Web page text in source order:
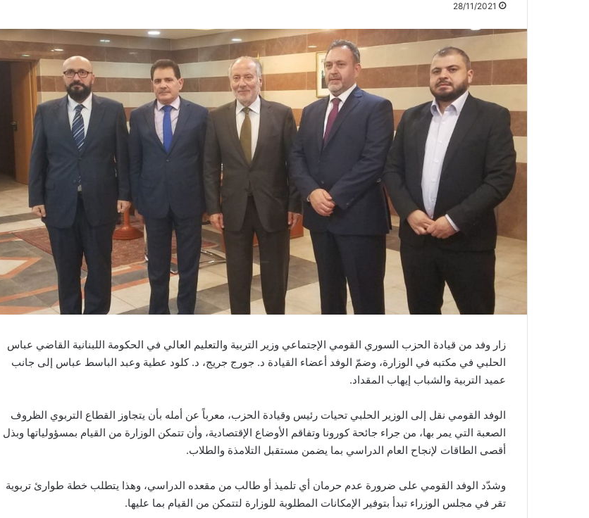
28/11/2021
زار وفد من قيادة الحزب السوري القومي الإجتماعي وزير التربية والتعليم العالي في الحكومة اللبنانية القاضي عباس
الحلبي في مكتبه في الوزارة، وضمّ الوفد أعضاء القيادة د. جورج جريج، د. كلود عطية وعبد الباسط عباس إلى جانب
عميد التربية والشباب إيهاب المقداد.
الوفد القومي نقل إلى الوزير الحلبي تحيات رئيس وقيادة الحزب، معرباً عن أمله بأن يتجاوز القطاع التربوي الظروف
الصعبة التي يمر بها، من جراء جائحة كورونا وتفاقم الأوضاع الإقتصادية، وأن تتمكن الوزارة من القيام بمسؤولياتها وبذل
أقصى الطاقات لإنجاح العام الدراسي بما يضمن مستقبل التلامذة والطلاب.
وشدّد الوفد القومي على ضرورة عدم حرمان أي تلميذ أو طالب من مقعده الدراسي، وهذا يتطلب خطة طوارئ تربوية
تقر في مجلس الوزراء تبدأ بتوفير الإمكانات المطلوبة للوزارة لتتمكن من القيام بما عليها.